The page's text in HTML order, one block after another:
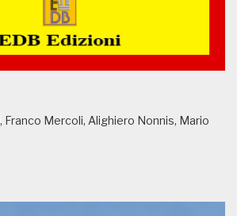
Mercoli, Alighiero Nonnis, Mario